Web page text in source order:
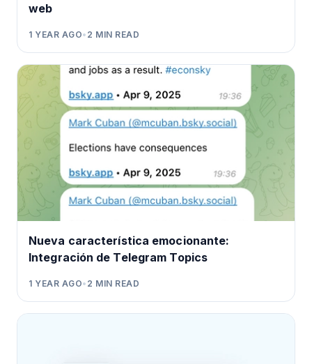
web
1 YEAR AGO• 2 MIN READ
Nueva característica emocionante:
Integración de Telegram Topics
1 YEAR AGO• 2 MIN READ